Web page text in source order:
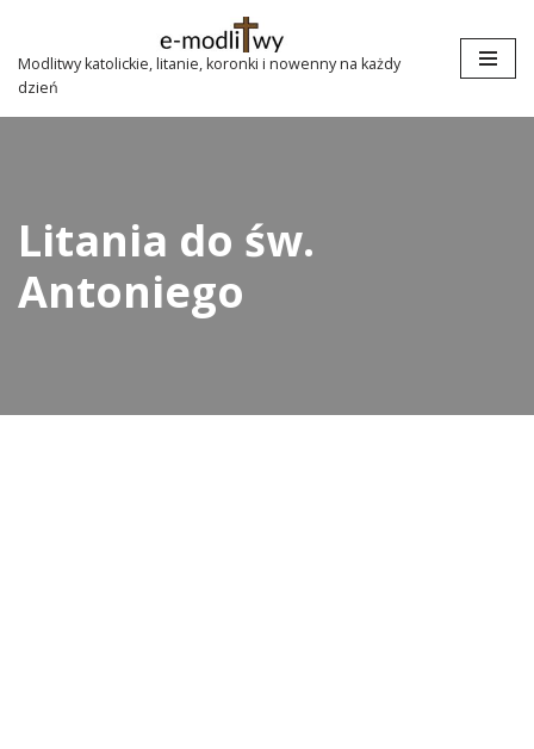
Przejdź
do
treści
Modlitwy katolickie, litanie, koronki i nowenny na każdy
dzień
Litania do św.
Antoniego